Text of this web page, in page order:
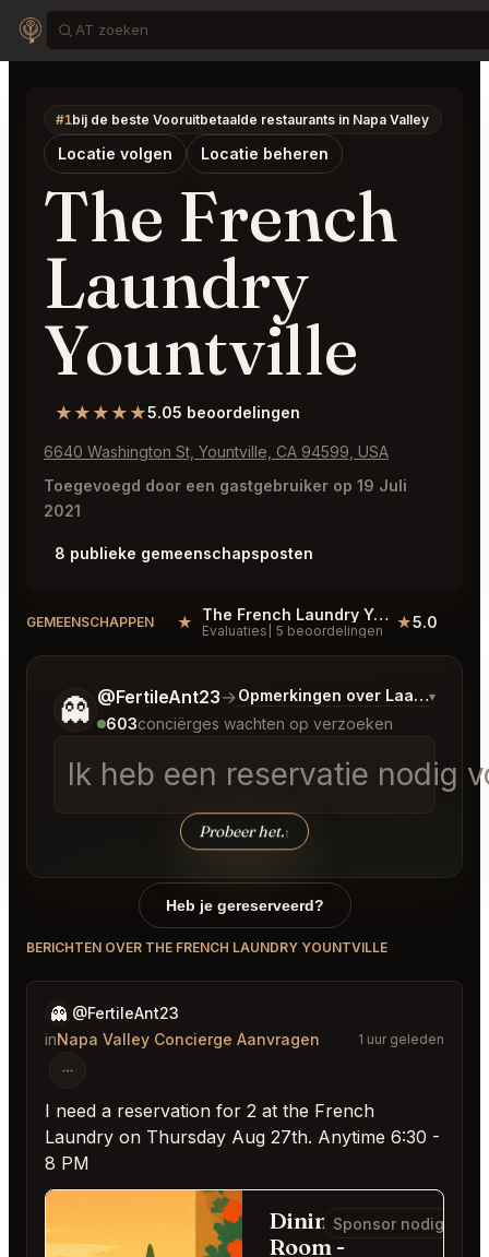
#1bij de beste Vooruitbetaalde restaurants in Napa Valley
Locatie volgen Locatie beheren
The French
Laundry
Yountville
★★★★★5.05 beoordelingen
6640 Washington St, Yountville, CA 94599, USA
Toegevoegd door een gastgebruiker op 19 Juli
2021
8 publieke gemeenschapsposten
GEMEENSCHAPPEN ★ The French Laundry Yountville Reviews
Evaluaties 5 beoordelingen ★5.0
👻 @FertileAnt23→Opmerkingen over Laatste
▾
603conciërges wachten op verzoeken
Ik heb een reservatie nodig
Probeer het.↑
Vertel me wat je wilt.
Heb je gereserveerd?
BERICHTEN OVER THE FRENCH LAUNDRY YOUNTVILLE
👻 @FertileAnt23
inNapa Valley Concierge Aanvragen 1 uur geleden
I need a reservation for 2 at the French
Laundry on Thursday Aug 27th. Anytime 6:30 -
8 PM
Dining
Room -
Sponsor nodig